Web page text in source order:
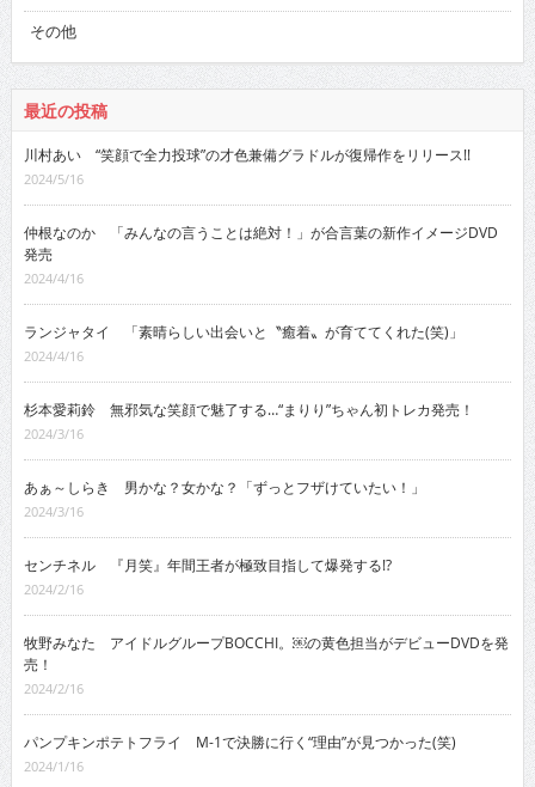
その他
最近の投稿
川村あい “笑顔で全力投球”の才色兼備グラドルが復帰作をリリース!!
2024/5/16
仲根なのか 「みんなの言うことは絶対！」が合言葉の新作イメージDVD
発売
2024/4/16
ランジャタイ 「素晴らしい出会いと〝癒着〟が育ててくれた(笑)」
2024/4/16
杉本愛莉鈴 無邪気な笑顔で魅了する…“まりり”ちゃん初トレカ発売！
2024/3/16
あぁ～しらき 男かな？女かな？「ずっとフザけていたい！」
2024/3/16
センチネル 『月笑』年間王者が極致目指して爆発する!?
2024/2/16
牧野みなた アイドルグループBOCCHI。￼の黄色担当がデビューDVDを発
売！
2024/2/16
パンプキンポテトフライ M-1で決勝に行く“理由”が見つかった(笑)
2024/1/16